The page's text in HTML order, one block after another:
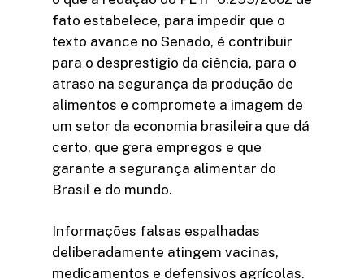
fato estabelece, para impedir que o
texto avance no Senado, é contribuir
para o desprestigio da ciência, para o
atraso na segurança da produção de
alimentos e compromete a imagem de
um setor da economia brasileira que dá
certo, que gera empregos e que
garante a segurança alimentar do
Brasil e do mundo.
Informações falsas espalhadas
deliberadamente atingem vacinas,
medicamentos e defensivos agrícolas.